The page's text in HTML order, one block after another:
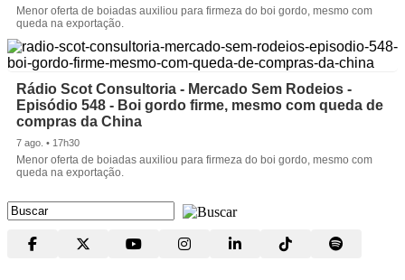
Menor oferta de boiadas auxiliou para firmeza do boi gordo, mesmo com
queda na exportação.
Rádio Scot Consultoria - Mercado Sem Rodeios -
Episódio 548 - Boi gordo firme, mesmo com queda de
compras da China
7 ago. • 17h30
Menor oferta de boiadas auxiliou para firmeza do boi gordo, mesmo com
queda na exportação.